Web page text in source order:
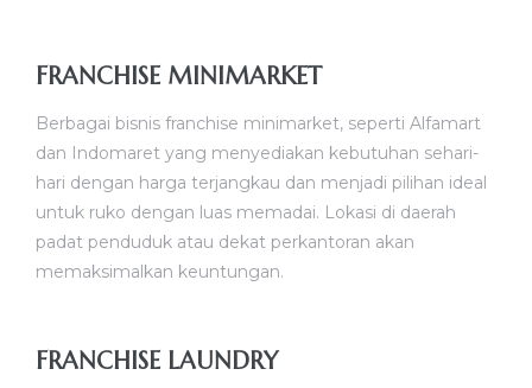
FRANCHISE MINIMARKET
Berbagai bisnis franchise minimarket, seperti Alfamart
dan Indomaret yang menyediakan kebutuhan sehari-
hari dengan harga terjangkau dan menjadi pilihan ideal
untuk ruko dengan luas memadai. Lokasi di daerah
padat penduduk atau dekat perkantoran akan
memaksimalkan keuntungan.
FRANCHISE LAUNDRY